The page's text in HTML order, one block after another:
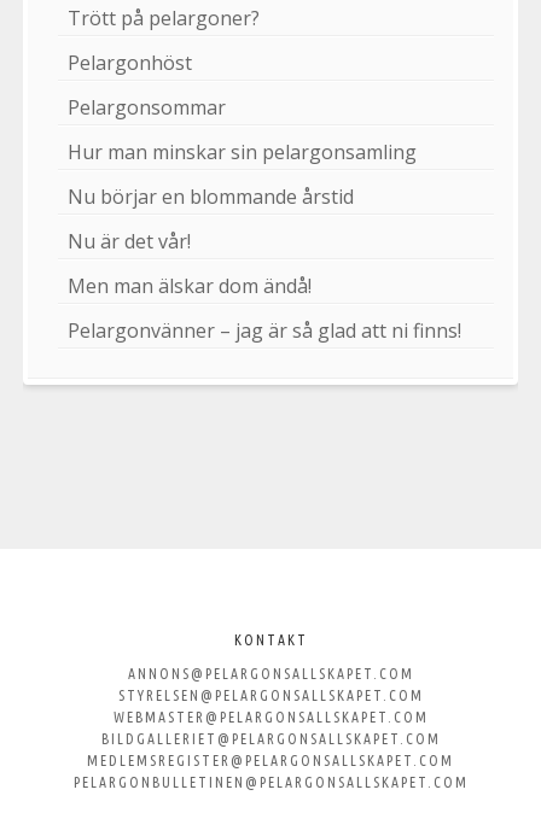
Trött på pelargoner?
Pelargonhöst
Pelargonsommar
Hur man minskar sin pelargonsamling
Nu börjar en blommande årstid
Nu är det vår!
Men man älskar dom ändå!
Pelargonvänner – jag är så glad att ni finns!
Svenska
Pelargonsällskapet
KONTAKT
ANNONS@PELARGONSALLSKAPET.COM
STYRELSEN@PELARGONSALLSKAPET.COM
WEBMASTER@PELARGONSALLSKAPET.COM
BILDGALLERIET@PELARGONSALLSKAPET.COM
MEDLEMSREGISTER@PELARGONSALLSKAPET.COM
PELARGONBULLETINEN@PELARGONSALLSKAPET.COM